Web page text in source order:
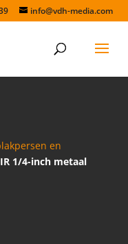
info@vdh-media.com
en
1/4-inch metaal